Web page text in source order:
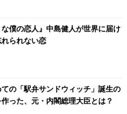
な僕の恋人』中島健人が世界に届け
られない恋
ての「駅弁サンドウィッチ」誕生の
った、元・内閣総理大臣とは？